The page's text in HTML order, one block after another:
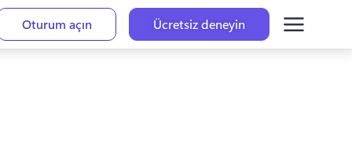
Oturum açın
Ücretsiz deneyin